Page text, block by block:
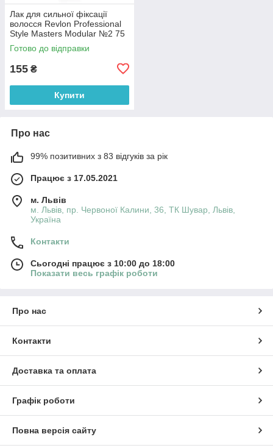
Лак для сильної фіксації
волосся Revlon Professional
Style Masters Modular №2 75
мл
Готово до відправки
155 ₴
Купити
Про нас
99% позитивних з 83 відгуків за рік
Працює з 17.05.2021
м. Львів
м. Львів, пр. Червоної Калини, 36, ТК Шувар, Львів,
Україна
Контакти
Сьогодні працює з 10:00 до 18:00
Показати весь графік роботи
Про нас
Контакти
Доставка та оплата
Графік роботи
Повна версія сайту